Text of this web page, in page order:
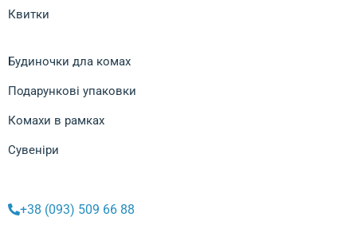
Квитки
Будиночки дла комах
Подарункові упаковки
Комахи в рамках
Сувеніри
+38 (093) 509 66 88